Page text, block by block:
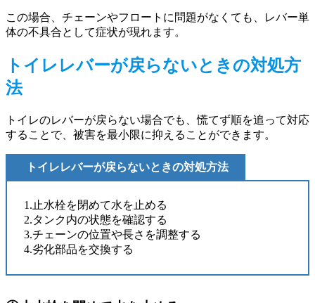
この場合、チェーンやフロートに問題がなくても、レバー単
体の不具合として症状が現れます。
トイレレバーが戻らないときの対処方
法
トイレのレバーが戻らない場合でも、慌てず順を追って対応
することで、被害を最小限に抑えることができます。
トイレレバーが戻らないときの対処方法
1.止水栓を閉めて水を止める
2.タンク内の状態を確認する
3.チェーンの位置や長さを調整する
4.劣化部品を交換する